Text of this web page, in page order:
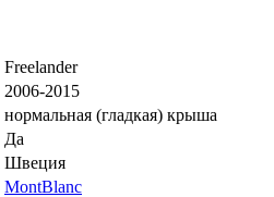
Freelander
2006-2015
нормальная (гладкая) крыша
Да
Швеция
MontBlanc